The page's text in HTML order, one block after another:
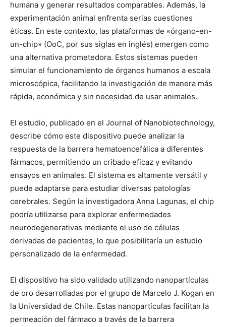
humana y generar resultados comparables. Además, la
experimentación animal enfrenta serias cuestiones
éticas. En este contexto, las plataformas de «órgano-en-
un-chip» (OoC, por sus siglas en inglés) emergen como
una alternativa prometedora. Estos sistemas pueden
simular el funcionamiento de órganos humanos a escala
microscópica, facilitando la investigación de manera más
rápida, económica y sin necesidad de usar animales.
El estudio, publicado en el Journal of Nanobiotechnology,
describe cómo este dispositivo puede analizar la
respuesta de la barrera hematoencefálica a diferentes
fármacos, permitiendo un cribado eficaz y evitando
ensayos en animales. El sistema es altamente versátil y
puede adaptarse para estudiar diversas patologías
cerebrales. Según la investigadora Anna Lagunas, el chip
podría utilizarse para explorar enfermedades
neurodegenerativas mediante el uso de células
derivadas de pacientes, lo que posibilitaría un estudio
personalizado de la enfermedad.
El dispositivo ha sido validado utilizando nanopartículas
de oro desarrolladas por el grupo de Marcelo J. Kogan en
la Universidad de Chile. Estas nanopartículas facilitan la
permeación del fármaco a través de la barrera